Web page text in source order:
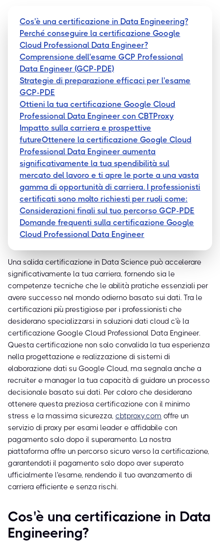
Cos'è una certificazione in Data Engineering?
Perché conseguire la certificazione Google
Cloud Professional Data Engineer?
Comprensione dell'esame GCP Professional
Data Engineer (GCP-PDE)
Strategie di preparazione efficaci per l'esame
GCP-PDE
Ottieni la tua certificazione Google Cloud
Professional Data Engineer con CBTProxy
Impatto sulla carriera e prospettive
futureOttenere la certificazione Google Cloud
Professional Data Engineer aumenta
significativamente la tua spendibilità sul
mercato del lavoro e ti apre le porte a una vasta
gamma di opportunità di carriera. I professionisti
certificati sono molto richiesti per ruoli come:
Considerazioni finali sul tuo percorso GCP-PDE
Domande frequenti sulla certificazione Google
Cloud Professional Data Engineer
Una solida certificazione in Data Science può accelerare
significativamente la tua carriera, fornendo sia le
competenze tecniche che le abilità pratiche essenziali per
avere successo nel mondo odierno basato sui dati. Tra le
certificazioni più prestigiose per i professionisti che
desiderano specializzarsi in soluzioni dati cloud c'è la
certificazione Google Cloud Professional Data Engineer.
Questa certificazione non solo convalida la tua esperienza
nella progettazione e realizzazione di sistemi di
elaborazione dati su Google Cloud, ma segnala anche a
recruiter e manager la tua capacità di guidare un processo
decisionale basato sui dati. Per coloro che desiderano
ottenere questa preziosa certificazione con il minimo
stress e la massima sicurezza, cbtproxy.com offre un
servizio di proxy per esami leader e affidabile con
pagamento solo dopo il superamento. La nostra
piattaforma offre un percorso sicuro verso la certificazione,
garantendoti il pagamento solo dopo aver superato
ufficialmente l'esame, rendendo il tuo avanzamento di
carriera efficiente e senza rischi.
Cos'è una certificazione in Data
Engineering?